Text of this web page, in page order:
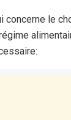
concerne le